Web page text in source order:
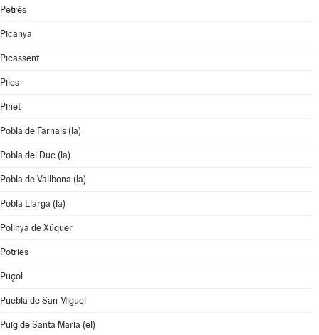
Petrés
Picanya
Picassent
Piles
Pinet
Pobla de Farnals (la)
Pobla del Duc (la)
Pobla de Vallbona (la)
Pobla Llarga (la)
Polinyà de Xúquer
Potries
Puçol
Puebla de San Miguel
Puig de Santa Maria (el)